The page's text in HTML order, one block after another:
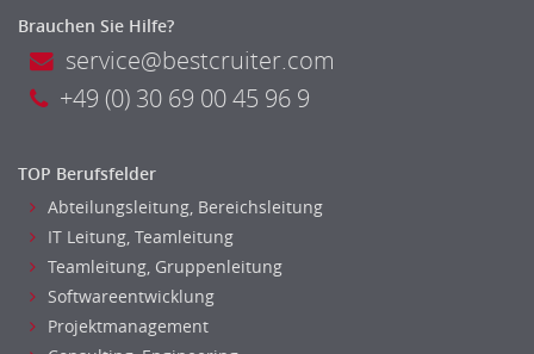
Brauchen Sie Hilfe?
service@bestcruiter.com
+49 (0) 30 69 00 45 96 9
TOP Berufsfelder
Abteilungsleitung, Bereichsleitung
IT Leitung, Teamleitung
Teamleitung, Gruppenleitung
Softwareentwicklung
Projektmanagement